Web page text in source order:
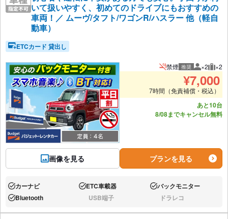
いて扱いやすく、初めてのドライブにもおすすめの
車両！／ ムーヴ/タフト/ワゴンR/ハスラー 他（軽自
動車）
ETCカード 貸出し
画像を見る
禁煙 推奨 推奨人数
×2 推
×2
¥7,000
7時間（免責補償・税込）
あと10台
8/08までキャンセル無料
プランを見る
あり:カーナビ あり:ETC車載器 あり:バックモニター
あり:Bluetooth なし:USB端子 なし:ドラレコ